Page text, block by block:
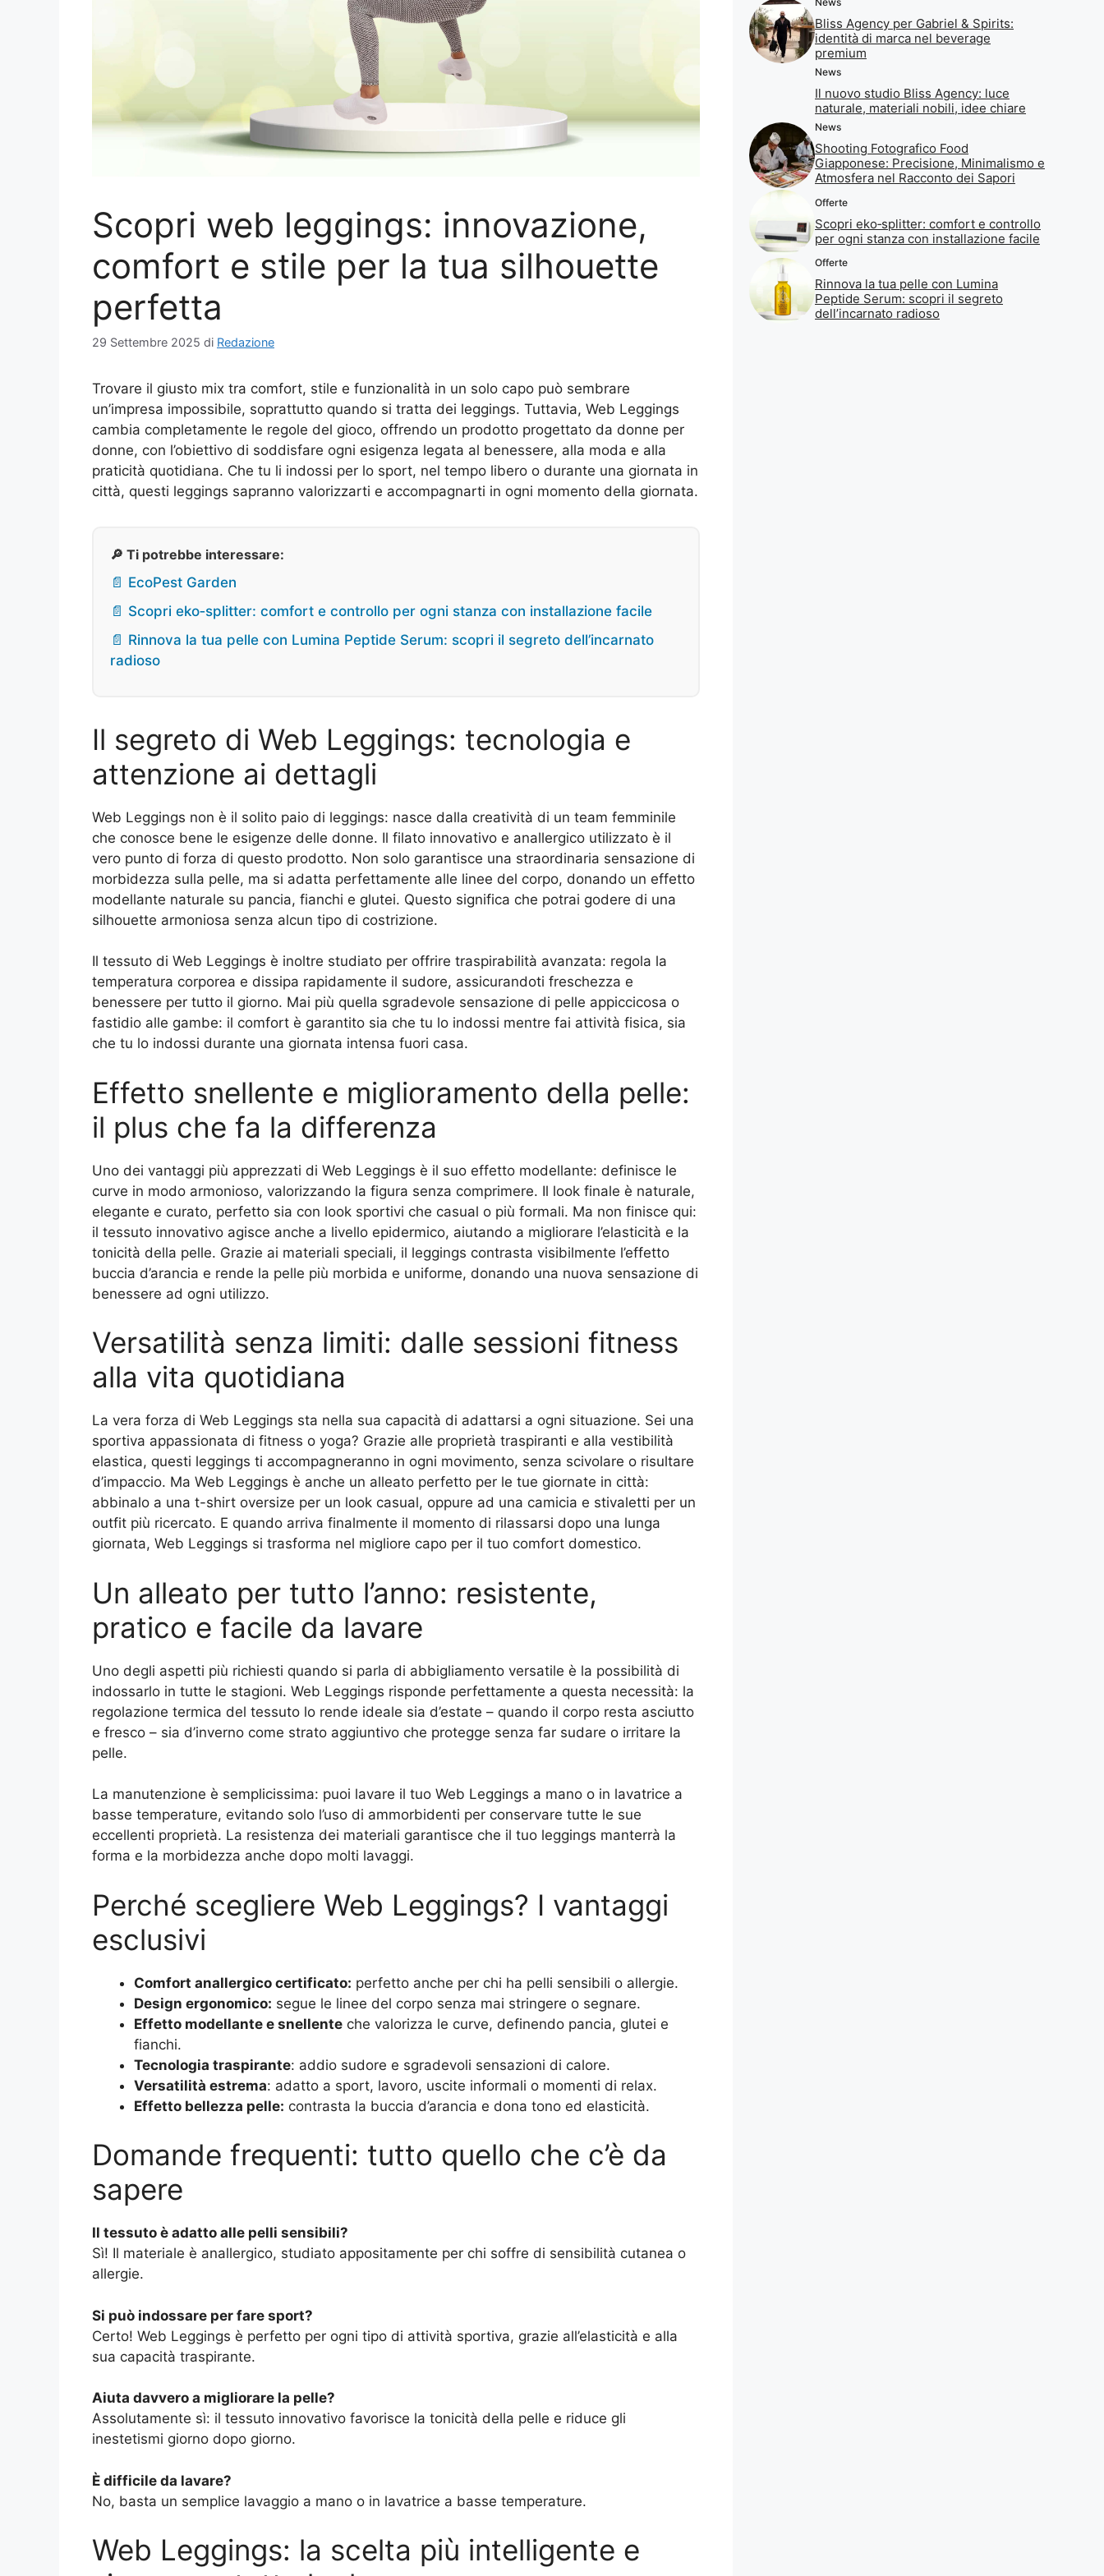
Scopri web leggings: innovazione,
comfort e stile per la tua silhouette
perfetta
29 Settembre 2025 di Redazione
Trovare il giusto mix tra comfort, stile e funzionalità in un solo capo può sembrare
un’impresa impossibile, soprattutto quando si tratta dei leggings. Tuttavia, Web Leggings
cambia completamente le regole del gioco, offrendo un prodotto progettato da donne per
donne, con l’obiettivo di soddisfare ogni esigenza legata al benessere, alla moda e alla
praticità quotidiana. Che tu li indossi per lo sport, nel tempo libero o durante una giornata in
città, questi leggings sapranno valorizzarti e accompagnarti in ogni momento della giornata.
🔎 Ti potrebbe interessare:
📄 EcoPest Garden
📄 Scopri eko‑splitter: comfort e controllo per ogni stanza con installazione facile
📄 Rinnova la tua pelle con Lumina Peptide Serum: scopri il segreto dell’incarnato
radioso
Il segreto di Web Leggings: tecnologia e
attenzione ai dettagli
Web Leggings non è il solito paio di leggings: nasce dalla creatività di un team femminile
che conosce bene le esigenze delle donne. Il filato innovativo e anallergico utilizzato è il
vero punto di forza di questo prodotto. Non solo garantisce una straordinaria sensazione di
morbidezza sulla pelle, ma si adatta perfettamente alle linee del corpo, donando un effetto
modellante naturale su pancia, fianchi e glutei. Questo significa che potrai godere di una
silhouette armoniosa senza alcun tipo di costrizione.
Il tessuto di Web Leggings è inoltre studiato per offrire traspirabilità avanzata: regola la
temperatura corporea e dissipa rapidamente il sudore, assicurandoti freschezza e
benessere per tutto il giorno. Mai più quella sgradevole sensazione di pelle appiccicosa o
fastidio alle gambe: il comfort è garantito sia che tu lo indossi mentre fai attività fisica, sia
che tu lo indossi durante una giornata intensa fuori casa.
Effetto snellente e miglioramento della pelle:
il plus che fa la differenza
Uno dei vantaggi più apprezzati di Web Leggings è il suo effetto modellante: definisce le
curve in modo armonioso, valorizzando la figura senza comprimere. Il look finale è naturale,
elegante e curato, perfetto sia con look sportivi che casual o più formali. Ma non finisce qui:
il tessuto innovativo agisce anche a livello epidermico, aiutando a migliorare l’elasticità e la
tonicità della pelle. Grazie ai materiali speciali, il leggings contrasta visibilmente l’effetto
buccia d’arancia e rende la pelle più morbida e uniforme, donando una nuova sensazione di
benessere ad ogni utilizzo.
Versatilità senza limiti: dalle sessioni fitness
alla vita quotidiana
La vera forza di Web Leggings sta nella sua capacità di adattarsi a ogni situazione. Sei una
sportiva appassionata di fitness o yoga? Grazie alle proprietà traspiranti e alla vestibilità
elastica, questi leggings ti accompagneranno in ogni movimento, senza scivolare o risultare
d’impaccio. Ma Web Leggings è anche un alleato perfetto per le tue giornate in città:
abbinalo a una t-shirt oversize per un look casual, oppure ad una camicia e stivaletti per un
outfit più ricercato. E quando arriva finalmente il momento di rilassarsi dopo una lunga
giornata, Web Leggings si trasforma nel migliore capo per il tuo comfort domestico.
Un alleato per tutto l’anno: resistente,
pratico e facile da lavare
Uno degli aspetti più richiesti quando si parla di abbigliamento versatile è la possibilità di
indossarlo in tutte le stagioni. Web Leggings risponde perfettamente a questa necessità: la
regolazione termica del tessuto lo rende ideale sia d’estate – quando il corpo resta asciutto
e fresco – sia d’inverno come strato aggiuntivo che protegge senza far sudare o irritare la
pelle.
La manutenzione è semplicissima: puoi lavare il tuo Web Leggings a mano o in lavatrice a
basse temperature, evitando solo l’uso di ammorbidenti per conservare tutte le sue
eccellenti proprietà. La resistenza dei materiali garantisce che il tuo leggings manterrà la
forma e la morbidezza anche dopo molti lavaggi.
Perché scegliere Web Leggings? I vantaggi
esclusivi
Comfort anallergico certificato: perfetto anche per chi ha pelli sensibili o allergie.
Design ergonomico: segue le linee del corpo senza mai stringere o segnare.
Effetto modellante e snellente che valorizza le curve, definendo pancia, glutei e
fianchi.
Tecnologia traspirante: addio sudore e sgradevoli sensazioni di calore.
Versatilità estrema: adatto a sport, lavoro, uscite informali o momenti di relax.
Effetto bellezza pelle: contrasta la buccia d’arancia e dona tono ed elasticità.
Domande frequenti: tutto quello che c’è da
sapere
Il tessuto è adatto alle pelli sensibili?
Sì! Il materiale è anallergico, studiato appositamente per chi soffre di sensibilità cutanea o
allergie.
Si può indossare per fare sport?
Certo! Web Leggings è perfetto per ogni tipo di attività sportiva, grazie all’elasticità e alla
sua capacità traspirante.
Aiuta davvero a migliorare la pelle?
Assolutamente sì: il tessuto innovativo favorisce la tonicità della pelle e riduce gli
inestetismi giorno dopo giorno.
È difficile da lavare?
No, basta un semplice lavaggio a mano o in lavatrice a basse temperature.
Web Leggings: la scelta più intelligente e
Bliss Agency per Gabriel & Spirits:
identità di marca nel beverage
premium
News
Il nuovo studio Bliss Agency: luce
naturale, materiali nobili, idee chiare
News
Shooting Fotografico Food
Giapponese: Precisione, Minimalismo e
Atmosfera nel Racconto dei Sapori
Offerte
Scopri eko‑splitter: comfort e controllo
per ogni stanza con installazione facile
Offerte
Rinnova la tua pelle con Lumina
Peptide Serum: scopri il segreto
dell’incarnato radioso